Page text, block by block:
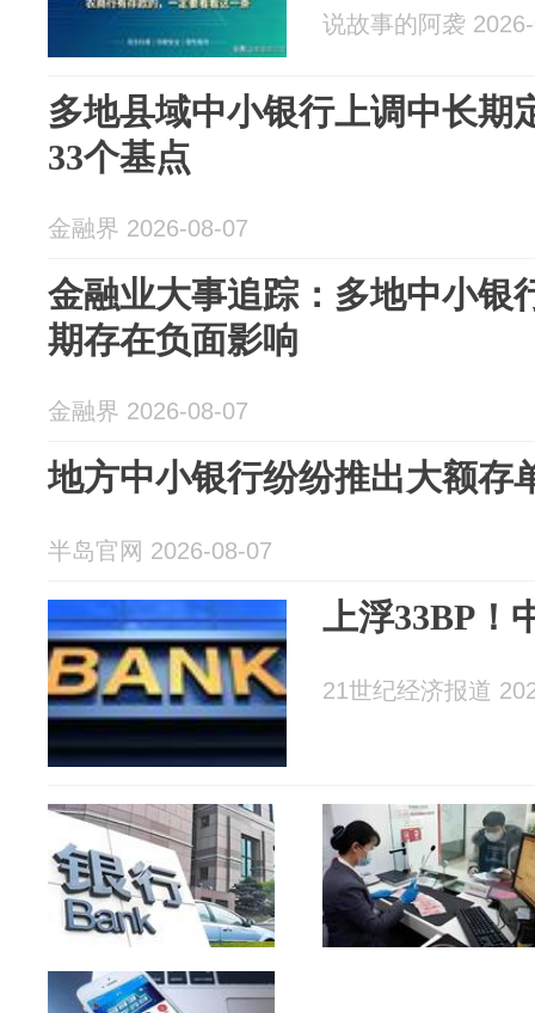
说故事的阿袭
多地县域中小银行上调中长期
33个基点
金融界 2026-08-07
金融业大事追踪：多地中小银
期存在负面影响
金融界 2026-08-07
地方中小银行纷纷推出大额存
半岛官网 2026-08-07
上浮33BP！
21世纪经济报道